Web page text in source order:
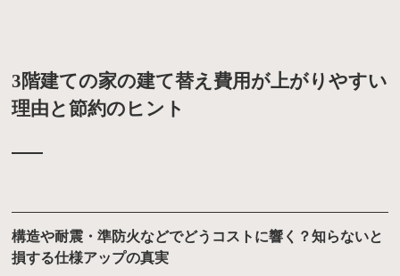
3階建ての家の建て替え費用が上がりやすい
理由と節約のヒント
構造や耐震・準防火などでどうコストに響く？知らないと
損する仕様アップの真実